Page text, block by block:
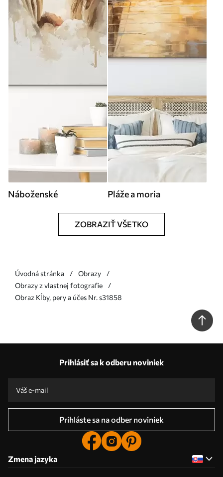
Náboženské Pláže a moria
ZOBRAZIŤ VŠETKO
Úvodná stránka
Obrazy
Obrazy z vlastnej fotografie
Obraz Kĺby, pery a účes Nr. s31858
Prihlásiť sa k odberu noviniek
Prihláste sa na odber noviniek
Zmena jazyka